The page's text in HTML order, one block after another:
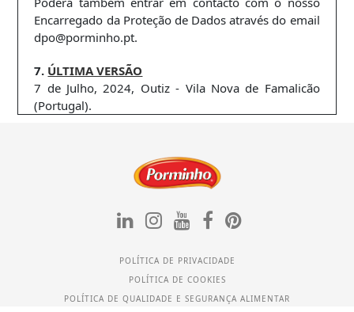
Encarregado da Proteção de Dados através do email
dpo@porminho.pt.
7. ÚLTIMA VERSÃO
7 de Julho, 2024, Outiz - Vila Nova de Famalicão
(Portugal).
POLÍTICA DE PRIVACIDADE
POLÍTICA DE COOKIES
POLÍTICA DE QUALIDADE E SEGURANÇA ALIMENTAR